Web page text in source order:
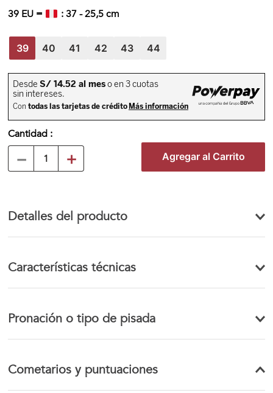
Mi cuenta
Favoritos
39 EU = :37-25,5cm
39 40 41 42 43 44
Cantidad
＋
－ Agregar al Carrito
Detalles del producto
Características técnicas
Pronación o tipo de pisada
Cometarios y puntuaciones